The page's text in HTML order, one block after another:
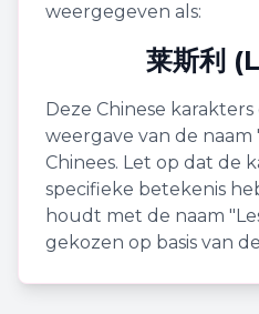
weergegeven als:
莱斯利
Deze Chinese
weergave van de naam
Chinees. Let op dat de
specifieke betekenis
houdt met de naam "
gekozen op basis van